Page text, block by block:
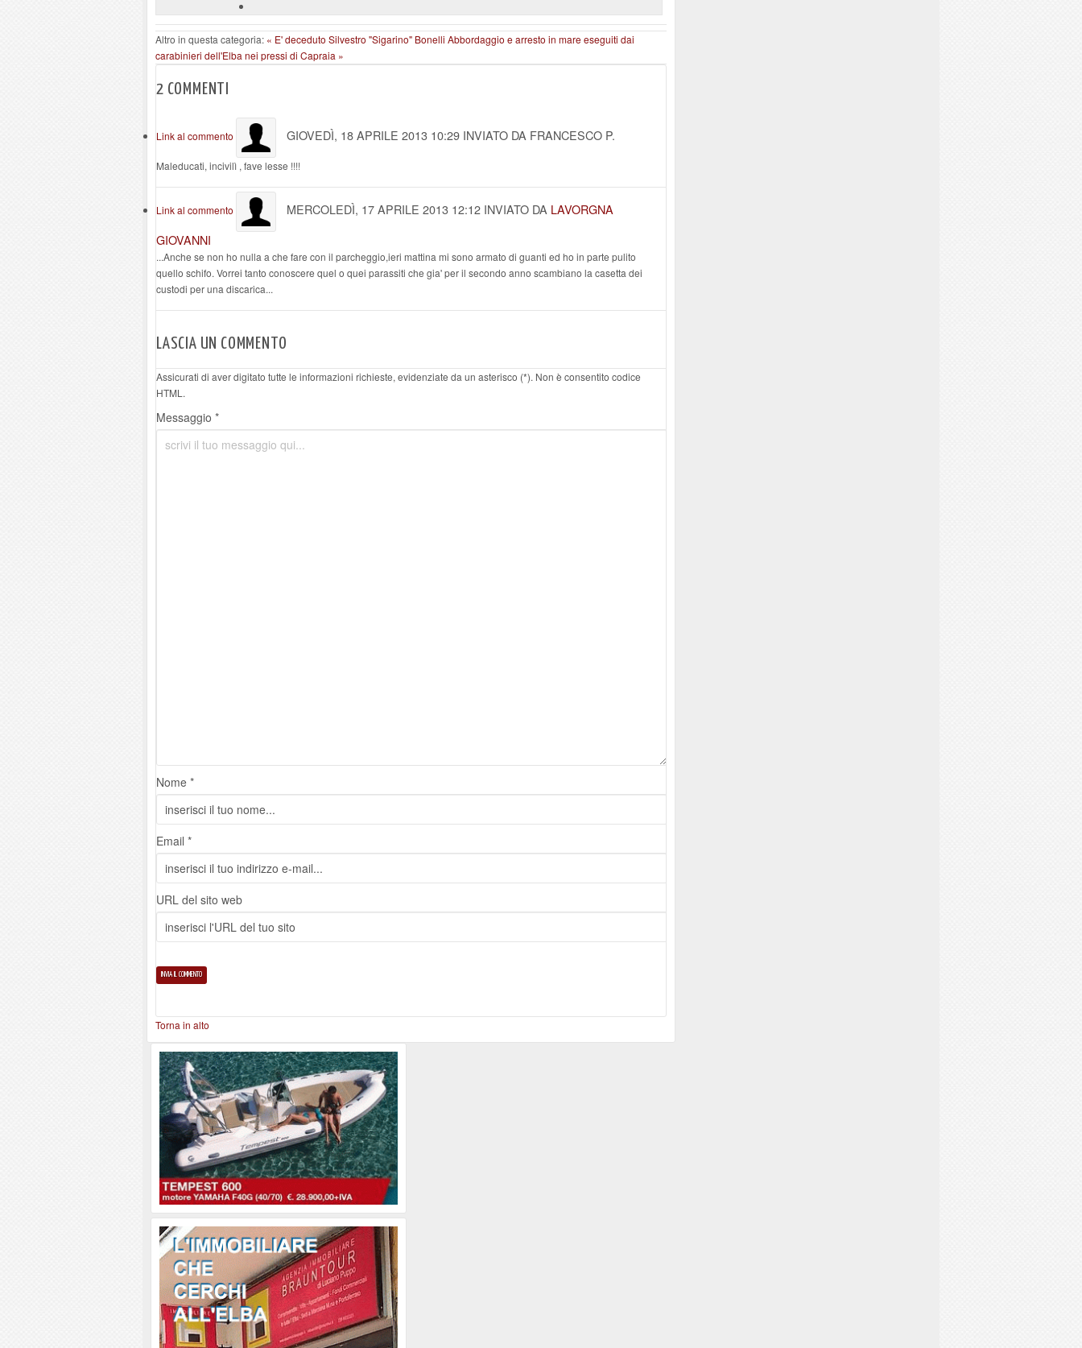
Altro in questa categoria: « E' deceduto Silvestro "Sigarino" Bonelli Abbordaggio e arresto in mare eseguiti dai
carabinieri dell'Elba nei pressi di Capraia »
2 COMMENTI
Link al commento GIOVEDÌ, 18 APRILE 2013 10:29 INVIATO DA FRANCESCO P.
Maleducati, incivilì , fave lesse !!!!
Link al commento MERCOLEDÌ, 17 APRILE 2013 12:12 INVIATO DA LAVORGNA
GIOVANNI
...Anche se non ho nulla a che fare con il parcheggio,ieri mattina mi sono armato di guanti ed ho in parte pulito
quello schifo. Vorrei tanto conoscere quel o quei parassiti che gia' per il secondo anno scambiano la casetta dei
custodi per una discarica...
LASCIA UN COMMENTO
Assicurati di aver digitato tutte le informazioni richieste, evidenziate da un asterisco (*). Non è consentito codice
HTML.
Messaggio *
Nome *
Email *
URL del sito web
Torna in alto